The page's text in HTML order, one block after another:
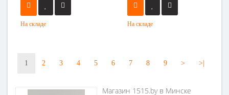
На складе На складе
1 2 3 4 5 6 7 8 9 > >|
Магазин 1515.by в Минске